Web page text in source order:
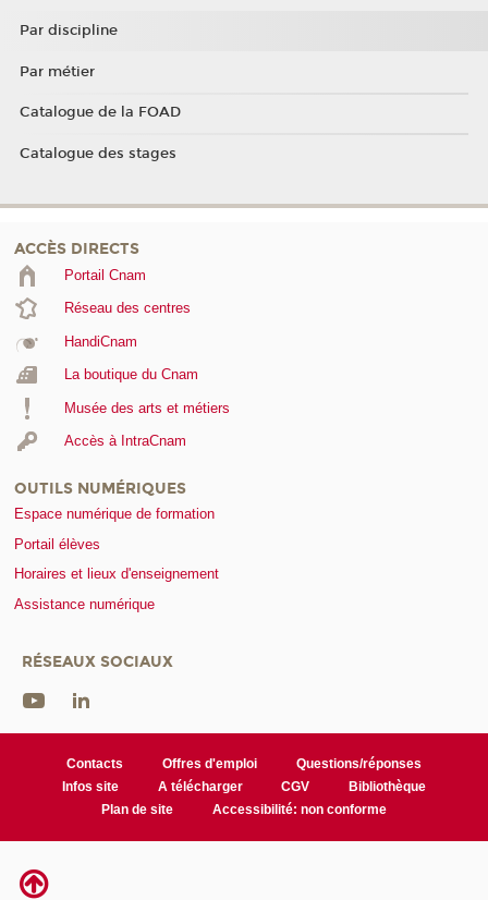
Par discipline
Par métier
Catalogue de la FOAD
Catalogue des stages
ACCÈS DIRECTS
Portail Cnam
Réseau des centres
HandiCnam
La boutique du Cnam
Musée des arts et métiers
Accès à IntraCnam
OUTILS NUMÉRIQUES
Espace numérique de formation
Portail élèves
Horaires et lieux d'enseignement
Assistance numérique
RÉSEAUX SOCIAUX
Contacts Offres d'emploi
Questions/réponses
Infos site
A télécharger CGV
Bibliothèque
Plan de site
Accessibilité: non conforme